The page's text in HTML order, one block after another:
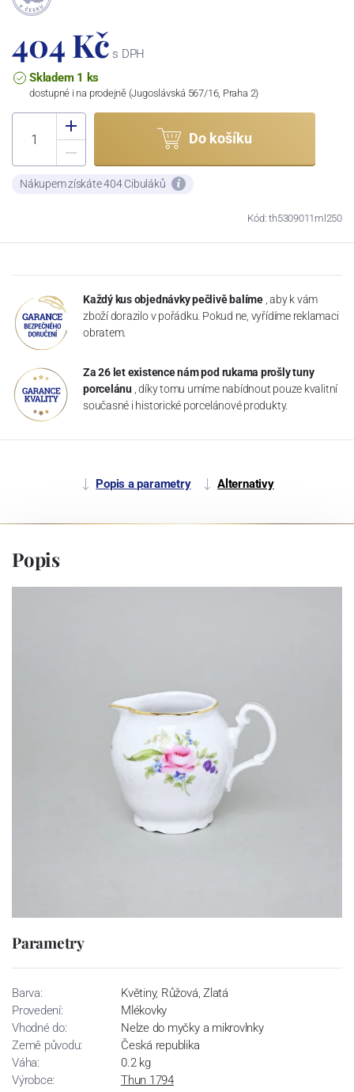
404 Kč s DPH
Skladem 1 ks
dostupné i na prodejně (Jugoslávská 567/16, Praha 2)
Do košíku
Nákupem získáte 404 Cibuláků
Kód: th5309011ml250
Každý kus objednávky pečlivě balíme , aby k vám
zboží dorazilo v pořádku. Pokud ne, vyřídíme reklamaci
obratem.
Za 26 let existence nám pod rukama prošly tuny
porcelánu , díky tomu umíme nabídnout pouze kvalitní
současné i historické porcelánové produkty.
Popis a parametry Alternativy
Popis
Parametry
Barva:
Květiny, Růžová, Zlatá
Provedení:
Mlékovky
Vhodné do:
Nelze do myčky a mikrovlnky
Země původu:
Česká republika
Váha:
0.2 kg
Výrobce:
Thun 1794